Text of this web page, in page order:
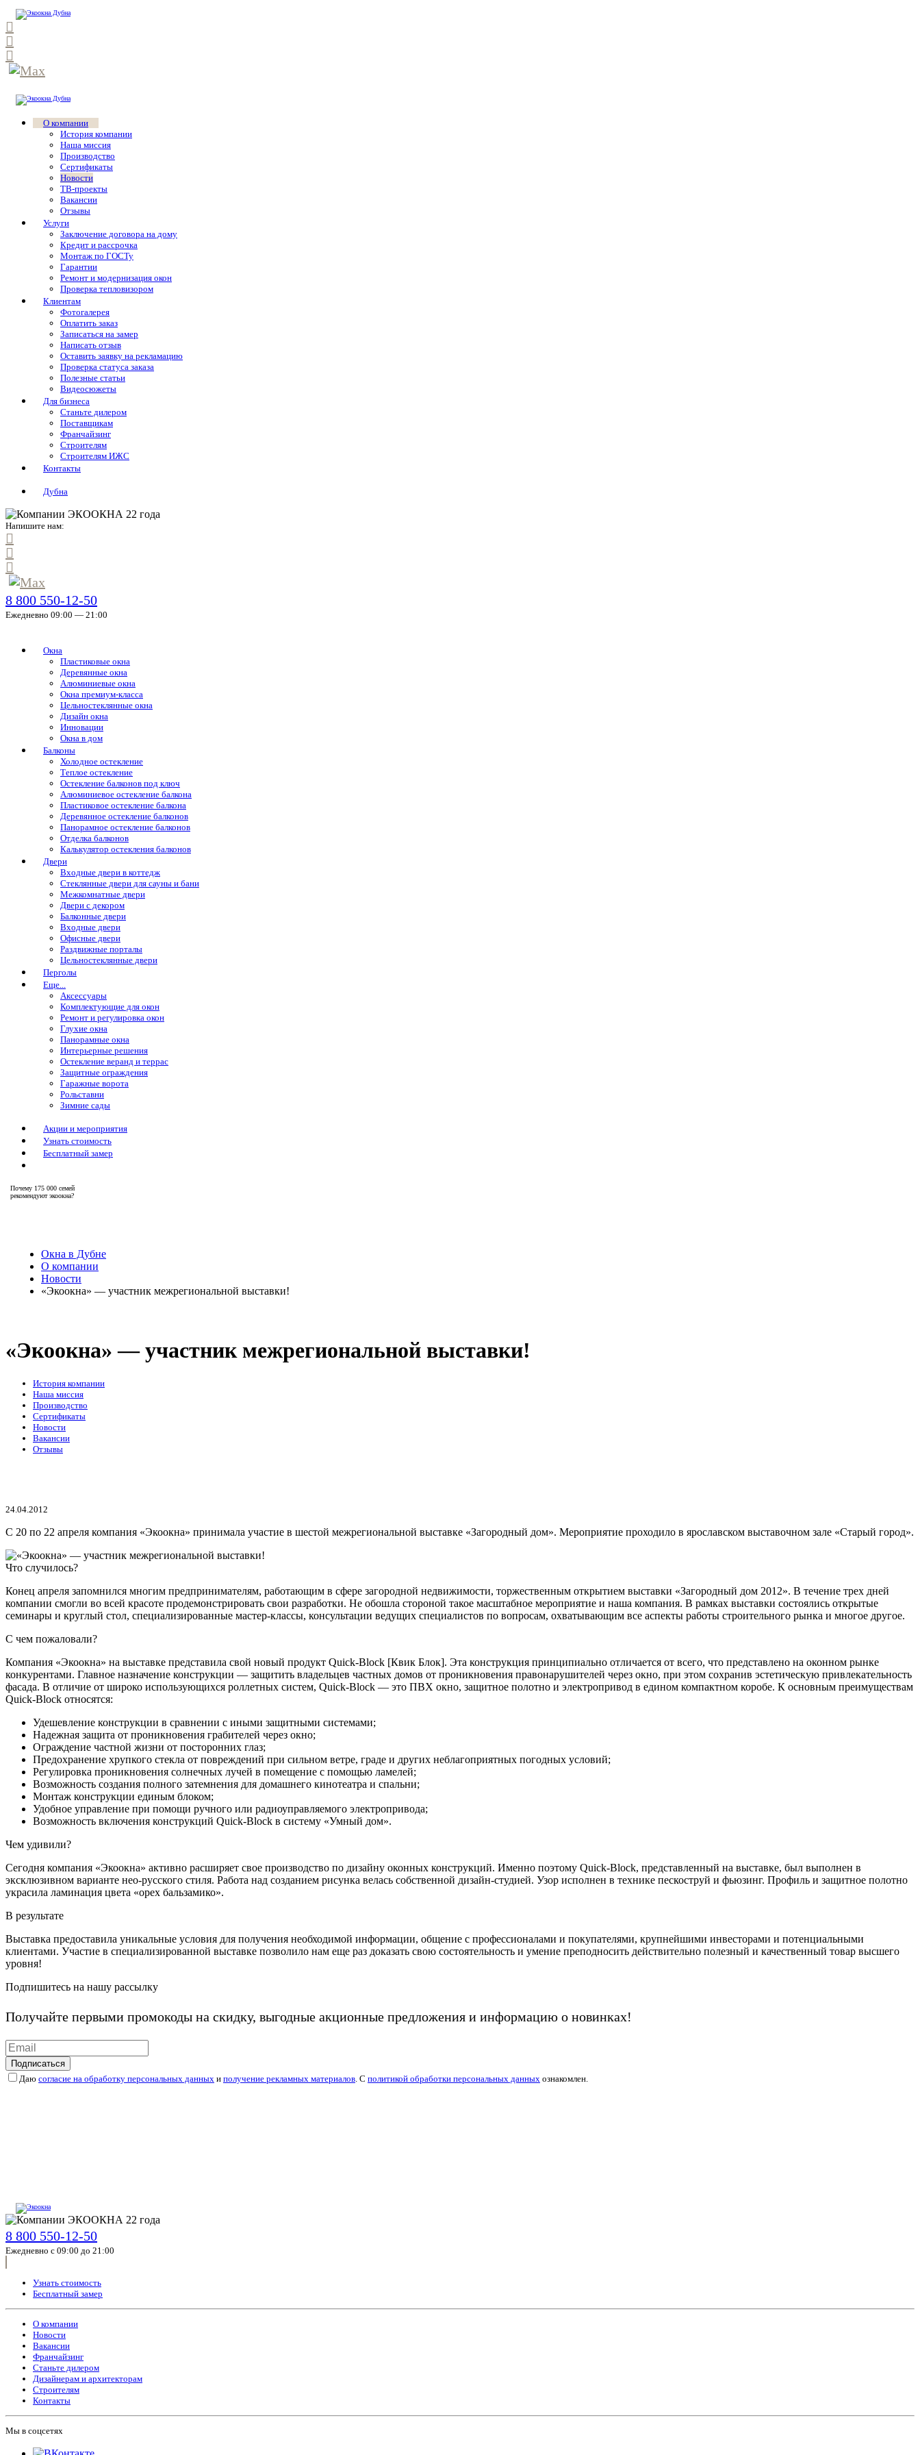
О компании
История компании
Наша миссия
Производство
Сертификаты
Новости
ТВ-проекты
Вакансии
Отзывы
Услуги
Заключение договора на дому
Кредит и рассрочка
Монтаж по ГОСТу
Гарантии
Ремонт и модернизация окон
Проверка тепловизором
Клиентам
Фотогалерея
Оплатить заказ
Записаться на замер
Написать отзыв
Оставить заявку на рекламацию
Проверка статуса заказа
Полезные статьи
Видеосюжеты
Для бизнеса
Станьте дилером
Поставщикам
Франчайзинг
Строителям
Строителям ИЖС
Контакты
Дубна
Напишите нам:
8 800 550-12-50
Ежедневно 09:00 — 21:00
Окна
Пластиковые окна
Деревянные окна
Алюминиевые окна
Окна премиум-класса
Цельностеклянные окна
Дизайн окна
Инновации
Окна в дом
Балконы
Холодное остекление
Теплое остекление
Остекление балконов под ключ
Алюминиевое остекление балкона
Пластиковое остекление балкона
Деревянное остекление балконов
Панорамное остекление балконов
Отделка балконов
Калькулятор остекления балконов
Двери
Входные двери в коттедж
Стеклянные двери для сауны и бани
Межкомнатные двери
Двери с декором
Балконные двери
Входные двери
Офисные двери
Раздвижные порталы
Цельностеклянные двери
Перголы
Еще...
Аксессуары
Комплектующие для окон
Ремонт и регулировка окон
Глухие окна
Панорамные окна
Интерьерные решения
Остекление веранд и террас
Защитные ограждения
Гаражные ворота
Рольставни
Зимние сады
Акции и мероприятия
Узнать стоимость
Бесплатный замер
Почему 175 000 семей
рекомендуют экоокна?
Окна в Дубне
О компании
Новости
«Экоокна» — участник межрегиональной выставки!
«Экоокна» — участник межрегиональной выставки!
История компании
Наша миссия
Производство
Сертификаты
Новости
Вакансии
Отзывы
24.04.2012
С 20 по 22 апреля компания «Экоокна» принимала участие в шестой межрегиональной выставке «Загородный дом». Мероприятие проходило в ярославском выставочном зале «Старый город».
Что случилось?
Конец апреля запомнился многим предпринимателям, работающим в сфере загородной недвижимости, торжественным открытием выставки «Загородный дом 2012». В течение трех дней
компании смогли во всей красоте продемонстрировать свои разработки. Не обошла стороной такое масштабное мероприятие и наша компания. В рамках выставки состоялись открытые
семинары и круглый стол, специализированные мастер-классы, консультации ведущих специалистов по вопросам, охватывающим все аспекты работы строительного рынка и многое другое.
С чем пожаловали?
Компания «Экоокна» на выставке представила свой новый продукт Quick-Block [Квик Блок]. Эта конструкция принципиально отличается от всего, что представлено на оконном рынке
конкурентами. Главное назначение конструкции — защитить владельцев частных домов от проникновения правонарушителей через окно, при этом сохранив эстетическую привлекательность
фасада. В отличие от широко использующихся роллетных систем, Quick-Block — это ПВХ окно, защитное полотно и электропривод в едином компактном коробе. К основным преимуществам
Quick-Block относятся:
Удешевление конструкции в сравнении с иными защитными системами;
Надежная защита от проникновения грабителей через окно;
Ограждение частной жизни от посторонних глаз;
Предохранение хрупкого стекла от повреждений при сильном ветре, граде и других неблагоприятных погодных условий;
Регулировка проникновения солнечных лучей в помещение с помощью ламелей;
Возможность создания полного затемнения для домашнего кинотеатра и спальни;
Монтаж конструкции единым блоком;
Удобное управление при помощи ручного или радиоуправляемого электропривода;
Возможность включения конструкций Quick-Block в систему «Умный дом».
Чем удивили?
Сегодня компания «Экоокна» активно расширяет свое производство по дизайну оконных конструкций. Именно поэтому Quick-Block, представленный на выставке, был выполнен в
эксклюзивном варианте нео-русского стиля. Работа над созданием рисунка велась собственной дизайн-студией. Узор исполнен в технике пескоструй и фьюзинг. Профиль и защитное полотно
украсила ламинация цвета «орех бальзамико».
В результате
Выставка предоставила уникальные условия для получения необходимой информации, общение с профессионалами и покупателями, крупнейшими инвесторами и потенциальными
клиентами. Участие в специализированной выставке позволило нам еще раз доказать свою состоятельность и умение преподносить действительно полезный и качественный товар высшего
уровня!
Подпишитесь на нашу рассылку
Получайте первыми промокоды на скидку, выгодные акционные предложения и информацию о новинках!
Подписаться
Даю согласие на обработку персональных данных и получение рекламных материалов . С политикой обработки персональных данных ознакомлен.
8 800 550-12-50
Ежедневно с 09:00 до 21:00
Узнать стоимость
Бесплатный замер
О компании
Новости
Вакансии
Франчайзинг
Станьте дилером
Дизайнерам и архитекторам
Строителям
Контакты
Мы в соцсетях